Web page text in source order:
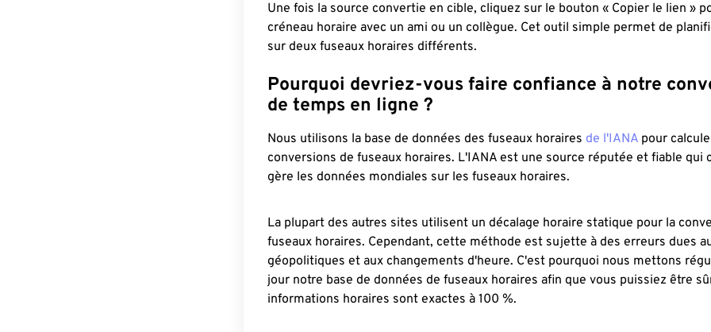
Une fois la source convertie en cible, cliquez sur le bouton « Copier le lien »
créneau horaire avec un ami ou un collègue. Cet outil simple permet de
sur deux fuseaux horaires différents.
Pourquoi devriez-vous faire confiance à notre
de temps en ligne ?
Nous utilisons la base de données des fuseaux horaires de l'IANA pour
conversions de fuseaux horaires. L'IANA est une source réputée et fiable qui
gère les données mondiales sur les fuseaux horaires.
La plupart des autres sites utilisent un décalage horaire statique pour la
fuseaux horaires. Cependant, cette méthode est sujette à des erreurs dues
géopolitiques et aux changements d'heure. C'est pourquoi nous mettons
jour notre base de données de fuseaux horaires afin que vous puissiez être
informations horaires sont exactes à 100 %.